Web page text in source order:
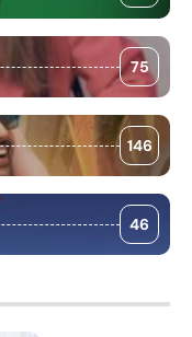
75
146
46